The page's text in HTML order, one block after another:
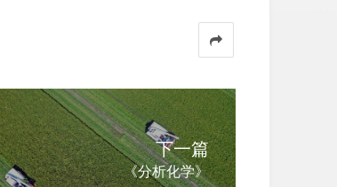
下一篇
《分析化学》